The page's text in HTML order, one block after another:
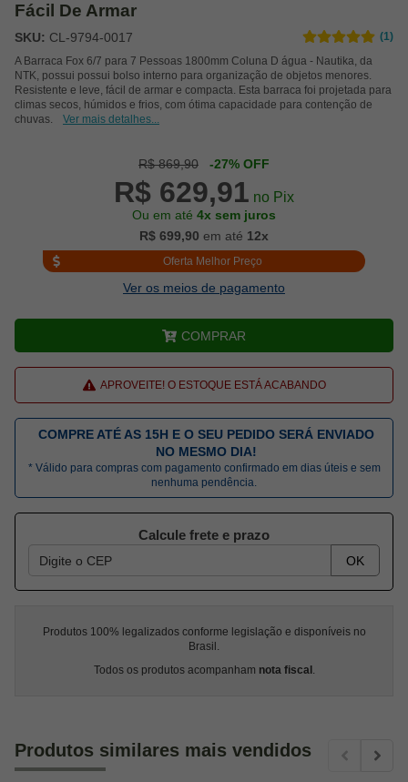
Fácil De Armar
SKU: CL-9794-0017
(1)
A Barraca Fox 6/7 para 7 Pessoas 1800mm Coluna D água - Nautika, da
NTK, possui possui bolso interno para organização de objetos menores.
Resistente e leve, fácil de armar e compacta. Esta barraca foi projetada para
climas secos, húmidos e frios, com ótima capacidade para contenção de
chuvas.
Ver mais detalhes...
R$ 869,90 -27% OFF
R$ 629,91 no Pix
Ou em até 4x sem juros
R$ 699,90 em até 12x
Oferta Melhor Preço
Ver os meios de pagamento
COMPRAR
APROVEITE! O ESTOQUE ESTÁ ACABANDO
COMPRE ATÉ AS 15H E O SEU PEDIDO SERÁ ENVIADO
NO MESMO DIA!
* Válido para compras com pagamento confirmado em dias úteis e sem
nenhuma pendência.
Calcule frete e prazo
OK
Produtos 100% legalizados conforme legislação e disponíveis no
Brasil.
Todos os produtos acompanham nota fiscal .
Produtos similares mais vendidos